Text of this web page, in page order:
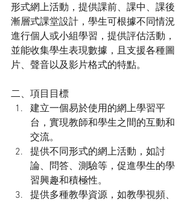
形式網上活動，提供課前、課中、課後
漸層式課堂設計，學生可根據不同情況
進行個人或小組學習，提供評估活動，
並能收集學生表現數據，且支援各種圖
片、聲音以及影片格式的特點。
二、項目目標
建立一個易於使用的網上學習平
台，實現教師和學生之間的互動和
交流。
提供不同形式的網上活動，如討
論、問答、測驗等，促進學生的學
習興趣和積極性。
提供多種教學資源，如教學視頻、